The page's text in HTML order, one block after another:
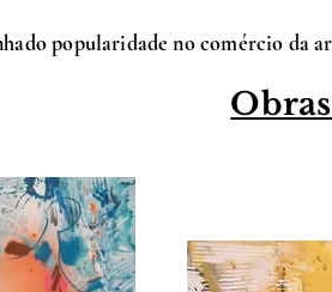
popularidade no comércio da